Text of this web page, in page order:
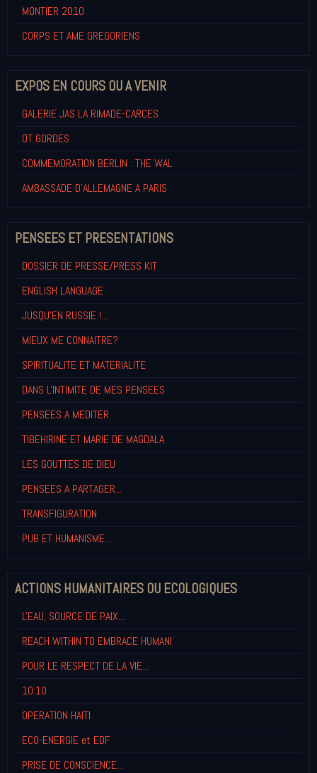
MONTIER 2010
CORPS ET AME GREGORIENS
EXPOS EN COURS OU A VENIR
GALERIE JAS LA RIMADE-CARCES
OT GORDES
COMMEMORATION BERLIN : THE WAL
AMBASSADE D'ALLEMAGNE A PARIS
PENSEES ET PRESENTATIONS
DOSSIER DE PRESSE/PRESS KIT
ENGLISH LANGUAGE
JUSQU'EN RUSSIE !...
MIEUX ME CONNAITRE?
SPIRITUALITE ET MATERIALITE
DANS L'INTIMITE DE MES PENSEES
PENSEES A MEDITER
TIBEHIRINE ET MARIE DE MAGDALA
LES GOUTTES DE DIEU
PENSEES A PARTAGER...
TRANSFIGURATION
PUB ET HUMANISME...
ACTIONS HUMANITAIRES OU ECOLOGIQUES
L'EAU, SOURCE DE PAIX...
REACH WITHIN TO EMBRACE HUMANI
POUR LE RESPECT DE LA VIE...
10:10
OPERATION HAITI
ECO-ENERGIE et EDF
PRISE DE CONSCIENCE...